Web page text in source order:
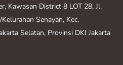
Kawasan District 8 LOT 28, Jl.
Senayan, Kec.
Selatan, Provinsi DKI Jakarta